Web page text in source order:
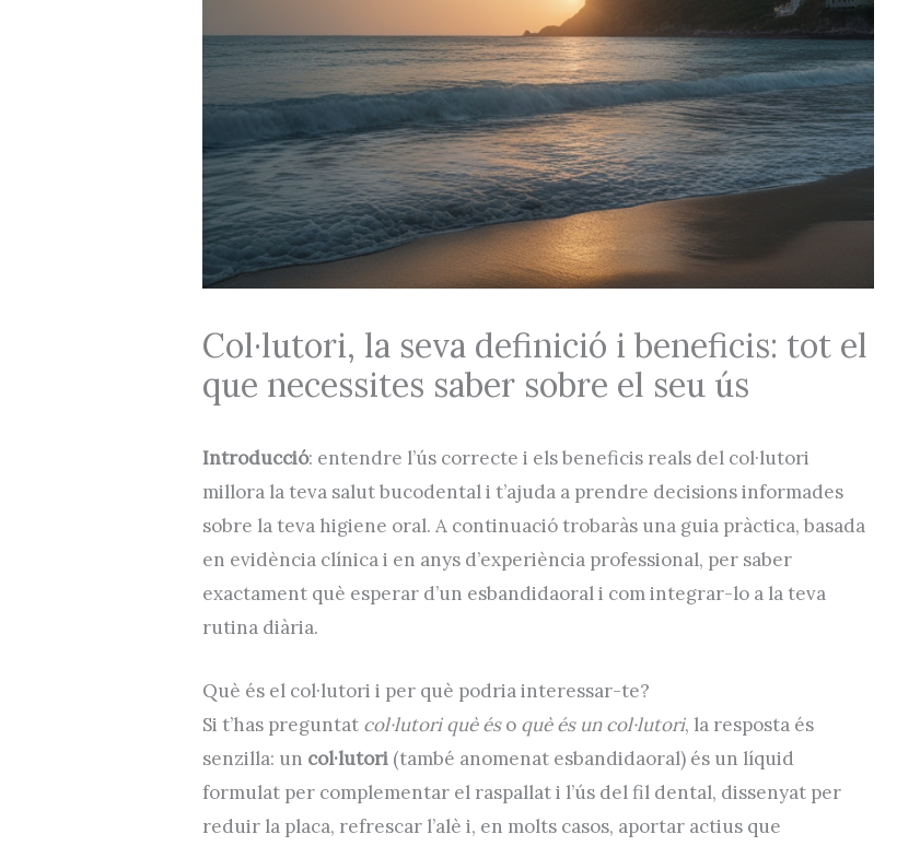
Col·lutori, la seva definició i beneficis: tot el
que necessites saber sobre el seu ús
Introducció: entendre l’ús correcte i els beneficis reals del col·lutori
millora la teva salut bucodental i t’ajuda a prendre decisions informades
sobre la teva higiene oral. A continuació trobaràs una guia pràctica, basada
en evidència clínica i en anys d’experiència professional, per saber
exactament què esperar d’un esbandidaoral i com integrar-lo a la teva
rutina diària.
Què és el col·lutori i per què podria interessar-te?
Si t’has preguntat col·lutori què éso què és un col·lutori, la resposta és
senzilla: un col·lutori (també anomenat esbandidaoral) és un líquid
formulat per complementar el raspallat i l’ús del fil dental, dissenyat per
reduir la placa, refrescar l’alè i, en molts casos, aportar actius que